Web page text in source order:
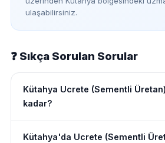
ulaşabilirsiniz.
❓ Sıkça Sorulan Sorular
Kütahya Ucrete (Sementli
kadar?
Kütahya'da Ucrete (Sementli